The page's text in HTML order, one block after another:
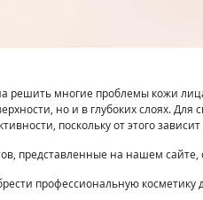
решить многие проблемы кожи
но и в глубоких слоях.
поскольку от этого
представленные на нашем
профессиональную косметику